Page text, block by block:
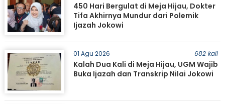
450 Hari Bergulat di Meja Hijau, Dokter
Tifa Akhirnya Mundur dari Polemik
Ijazah Jokowi
01 Agu 2026 682 kali
Kalah Dua Kali di Meja Hijau, UGM Wajib
Buka Ijazah dan Transkrip Nilai Jokowi